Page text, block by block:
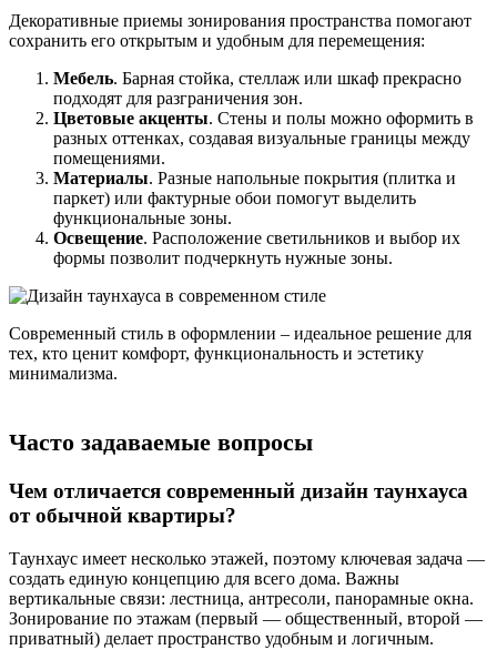
Декоративные приемы зонирования пространства помогают
сохранить его открытым и удобным для перемещения:
Мебель. Барная стойка, стеллаж или шкаф прекрасно
подходят для разграничения зон.
Цветовые акценты. Стены и полы можно оформить в
разных оттенках, создавая визуальные границы между
помещениями.
Материалы. Разные напольные покрытия (плитка и
паркет) или фактурные обои помогут выделить
функциональные зоны.
Освещение. Расположение светильников и выбор их
формы позволит подчеркнуть нужные зоны.
Современный стиль в оформлении – идеальное решение для
тех, кто ценит комфорт, функциональность и эстетику
минимализма.
Часто задаваемые вопросы
Чем отличается современный дизайн таунхауса
от обычной квартиры?
Таунхаус имеет несколько этажей, поэтому ключевая задача —
создать единую концепцию для всего дома. Важны
вертикальные связи: лестница, антресоли, панорамные окна.
Зонирование по этажам (первый — общественный, второй —
приватный) делает пространство удобным и логичным.